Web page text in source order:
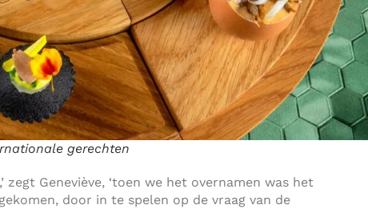
gerechten
Geneviève, ‘toen we het overnamen was het
door in te spelen op de vraag van de